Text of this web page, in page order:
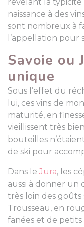
naissance à des
sont nombreux à
l’appellation pour
Savoie ou
unique
Sous l’effet du
lui, ces vins de
maturité, en
vieillissent très
bouteilles
de ski pour
Dans le Jura, les
aussi à donner un
très loin des goûts
Trousseau, en
fanées et de